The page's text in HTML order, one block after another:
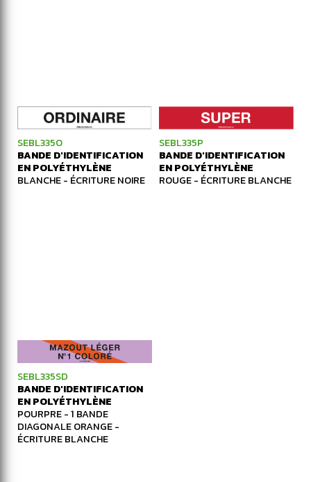
SEBL335O
BANDE D'IDENTIFICATION
EN POLYÉTHYLÈNE
BLANCHE - ÉCRITURE NOIRE
SEBL335P
BANDE D'IDENTIFICATION
EN POLYÉTHYLÈNE
ROUGE - ÉCRITURE BLANCHE
SEBL335SD
BANDE D'IDENTIFICATION
EN POLYÉTHYLÈNE
POURPRE - 1 BANDE
DIAGONALE ORANGE -
ÉCRITURE BLANCHE